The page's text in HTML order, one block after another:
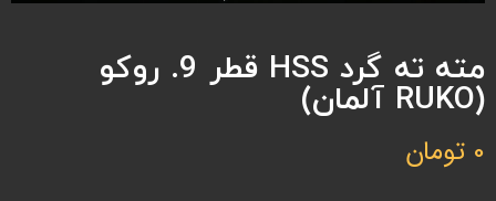
مته ته گرد HSS قطر 9. روکو
(RUKO آلمان)
0 تومان